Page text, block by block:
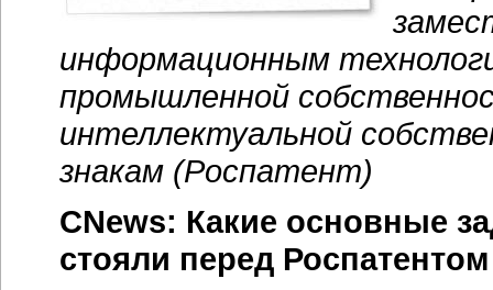
информационным
промышленной
интеллектуальной
знакам (Роспатент)
CNews: Какие основные
стояли перед